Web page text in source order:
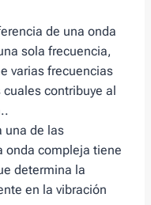
de una onda
sola frecuencia,
varias frecuencias
contribuye al
una de las
onda compleja tiene
determina la
en la vibración